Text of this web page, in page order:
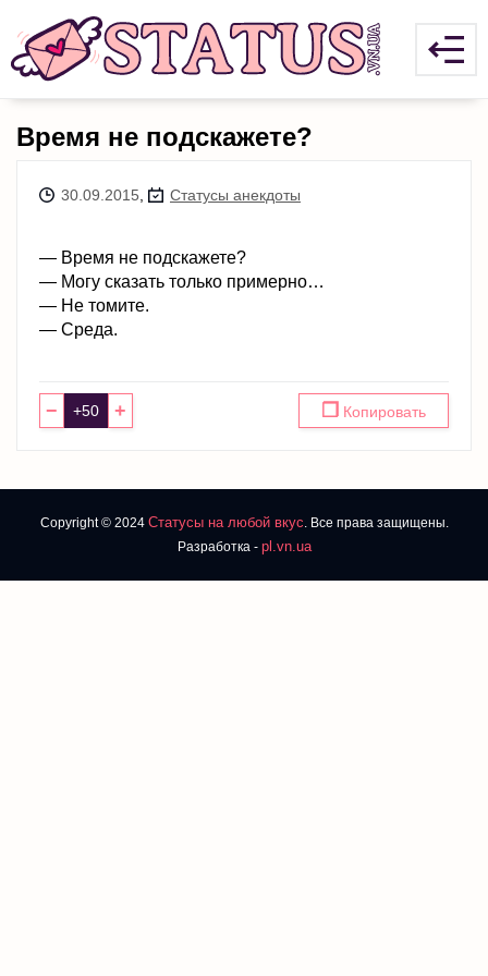
Время не подскажете?
30.09.2015 Статусы анекдоты
— Время не подскажете?
— Могу сказать только примерно…
— Не томите.
— Среда.
− + ❐ Копировать
Copyright © 2024 Статусы на любой вкус. Все права защищены.
Разработка - pl.vn.ua